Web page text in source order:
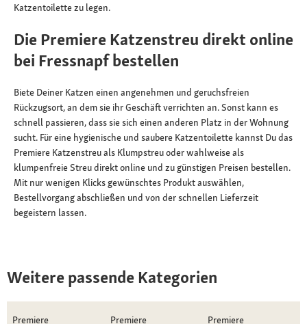
Katzentoilette zu legen.
Die Premiere Katzenstreu direkt online
bei Fressnapf bestellen
Biete Deiner Katzen einen angenehmen und geruchsfreien
Rückzugsort, an dem sie ihr Geschäft verrichten an. Sonst kann es
schnell passieren, dass sie sich einen anderen Platz in der Wohnung
sucht. Für eine hygienische und saubere Katzentoilette kannst Du das
Premiere Katzenstreu als Klumpstreu oder wahlweise als
klumpenfreie Streu direkt online und zu günstigen Preisen bestellen.
Mit nur wenigen Klicks gewünschtes Produkt auswählen,
Bestellvorgang abschließen und von der schnellen Lieferzeit
begeistern lassen.
Weitere passende Kategorien
Premiere
Premiere
Premiere